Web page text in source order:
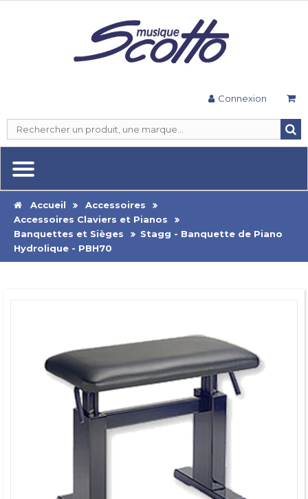
Connexion
Accueil
Accessoires
Accessoires Claviers et Pianos
Banquettes et Sièges
Stagg - Banquette de Piano
Hydrolique - PBH70